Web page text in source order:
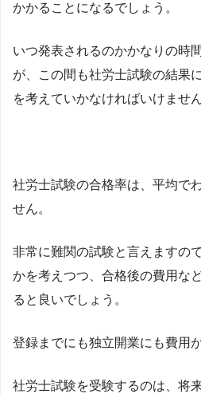
かかることになるでしょう。
いつ発表されるのかかなりの時
が、この間も社労士試験の結果
を考えていかなければいけません
社労士試験の合格率は、平均で
せん。
非常に難関の試験と言えますの
かを考えつつ、合格後の費用な
ると良いでしょう。
登録までにも独立開業にも費用
社労士試験を受験するのは、将